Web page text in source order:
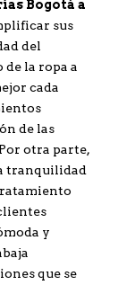
Bogotá a
sus
del
de la ropa a
cada
de las
otra parte,
tranquilidad
y
que se